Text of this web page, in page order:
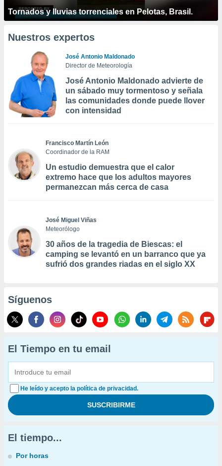
Tornados y lluvias torrenciales en Pelotas, Brasil.
Nuestros expertos
José Antonio Maldonado
Director de Meteorología
José Antonio Maldonado advierte de
un sábado muy tormentoso y señala
las comunidades donde puede llover
con intensidad
Francisco Martín León
Coordinador de la RAM
Un estudio demuestra que el calor
extremo hace que los adultos mayores
permanezcan más cerca de casa
José Miguel Viñas
Meteorólogo
30 años de la tragedia de Biescas: el
camping se levantó en un barranco que ya
sufrió dos grandes riadas en el siglo XX
Síguenos
El Tiempo en tu email
He leído y acepto la política de privacidad.
El tiempo...
Por horas